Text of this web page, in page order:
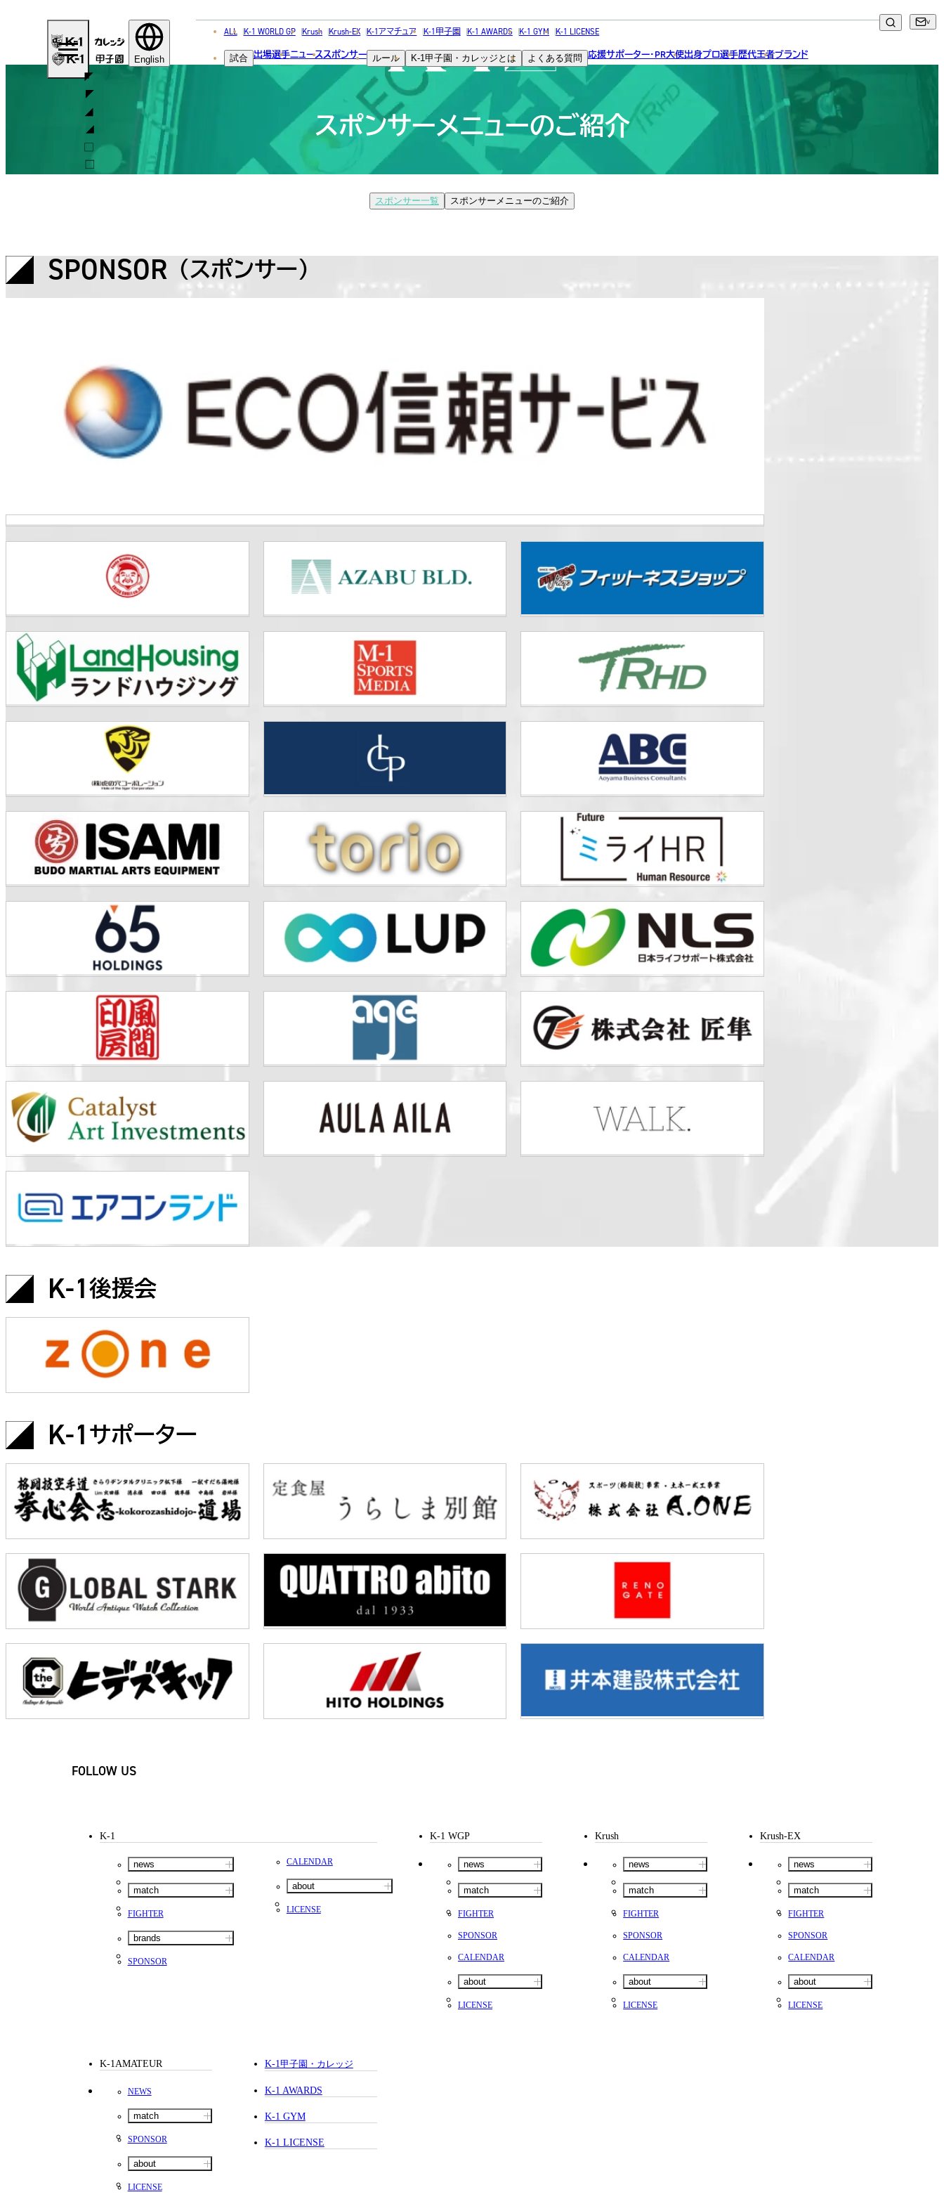
甲
子
ジ
English
ALL K-1 WORLD GP Krush Krush-EX K-1アマチュア K-1甲子園 K-1 AWARDS K-1 GYM K-1 LICENSE
試合 出場選手ニューススポンサー ルール K-1甲子園・カレッジとは よくある質問 応援サポーター・PR大使出身プロ選手歴代王者ブランド
試合結果・優勝者
K-1甲子園・カレッジ
K-1甲子園とは
K-1
カレッジとは
一覧
X(JP)
X(アマチュア大会)
TikTok(JP)
LINE(JP)
Youtube(JP)
Facebook(JP)
X(En)
Instagram(EN)
weibo(CH)
スポンサーメニューのご紹介
スポンサー一覧 スポンサーメニューのご紹介
SPONSOR （スポンサー）
K-1後援会
K-1サポーター
FOLLOW US
K-1
news
match
FIGHTER
brands
SPONSOR
CALENDAR
about
LICENSE
K-1 WGP
news
match
FIGHTER
SPONSOR
CALENDAR
about
LICENSE
Krush
news
match
FIGHTER
SPONSOR
CALENDAR
about
LICENSE
Krush-EX
news
match
FIGHTER
SPONSOR
CALENDAR
about
LICENSE
K-1AMATEUR
NEWS
match
SPONSOR
about
LICENSE
K-1甲子園・カレッジ
K-1 AWARDS
K-1 GYM
K-1 LICENSE